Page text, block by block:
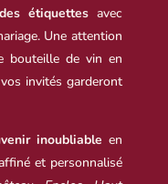
étiquettes avec
Une attention
bouteille de vin en
invités garderont
inoubliable en
et personnalisé